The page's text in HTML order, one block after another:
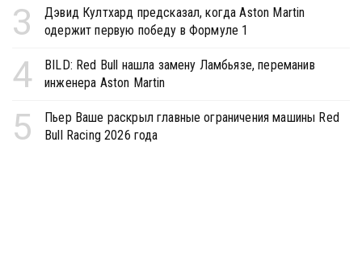
3
Дэвид Култхард предсказал, когда Aston Martin
одержит первую победу в Формуле 1
4
BILD: Red Bull нашла замену Ламбьязе, переманив
инженера Aston Martin
5
Пьер Ваше раскрыл главные ограничения машины Red
Bull Racing 2026 года